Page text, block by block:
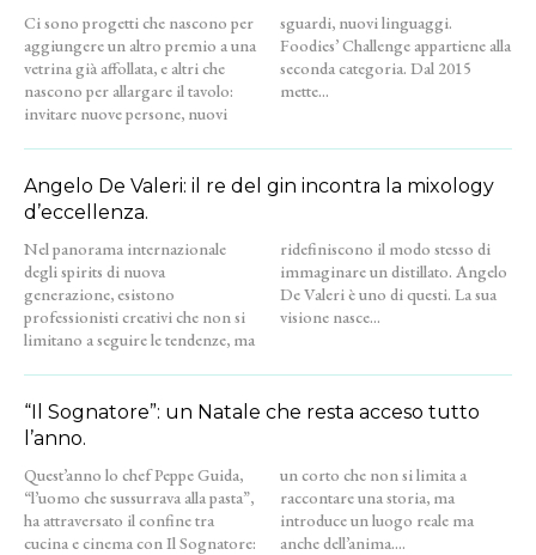
Ci sono progetti che nascono per
aggiungere un altro premio a una
vetrina già affollata, e altri che
nascono per allargare il tavolo:
invitare nuove persone, nuovi
sguardi, nuovi linguaggi.
Foodies’ Challenge appartiene alla
seconda categoria. Dal 2015
mette...
Angelo De Valeri: il re del gin incontra la mixology
d’eccellenza.
Nel panorama internazionale
degli spirits di nuova
generazione, esistono
professionisti creativi che non si
limitano a seguire le tendenze, ma
ridefiniscono il modo stesso di
immaginare un distillato. Angelo
De Valeri è uno di questi. La sua
visione nasce...
“Il Sognatore”: un Natale che resta acceso tutto
l’anno.
Quest’anno lo chef Peppe Guida,
“l’uomo che sussurrava alla pasta”,
ha attraversato il confine tra
cucina e cinema con Il Sognatore:
un corto che non si limita a
raccontare una storia, ma
introduce un luogo reale ma
anche dell’anima....